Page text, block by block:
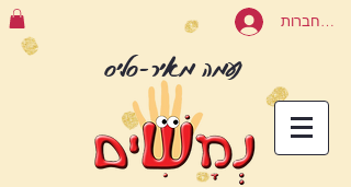
להתחברות
נעמה מאיר-סליס